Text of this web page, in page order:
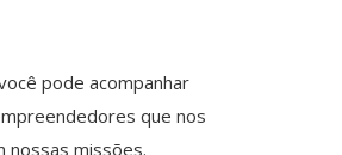
pode acompanhar
que nos
nossas missões.